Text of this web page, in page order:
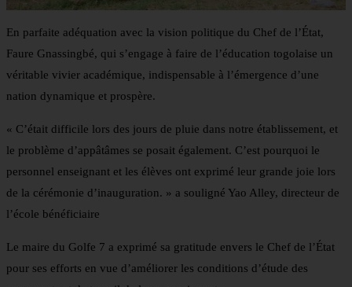
En parfaite adéquation avec la vision politique du Chef de l’État,
Faure Gnassingbé, qui s’engage à faire de l’éducation togolaise un
véritable vivier académique, indispensable à l’émergence d’une
nation dynamique et prospère.
« C’était difficile lors des jours de pluie dans notre établissement, et
le problème d’appâtâmes se posait également. C’est pourquoi le
personnel enseignant et les élèves ont exprimé leur grande joie lors
de la cérémonie d’inauguration. » a souligné Yao Alley, directeur de
l’école bénéficiaire
Le maire du Golfe 7 a exprimé sa gratitude envers le Chef de l’État
pour ses efforts en vue d’améliorer les conditions d’étude des